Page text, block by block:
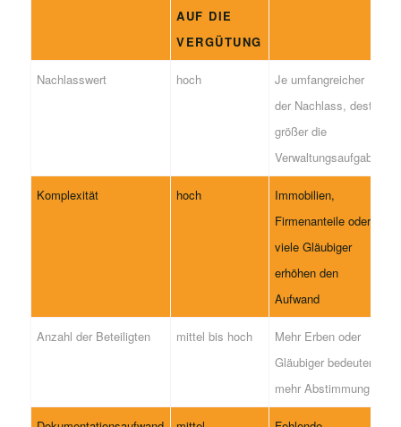
AUF DIE
VERGÜTUNG
Nachlasswert hoch
Je umfangreicher
der Nachlass, desto
größer die
Verwaltungsaufgabe
Komplexität hoch
Immobilien,
Firmenanteile oder
viele Gläubiger
erhöhen den
Aufwand
Anzahl der Beteiligten mittel bis hoch
Mehr Erben oder
Gläubiger bedeuten
mehr Abstimmung